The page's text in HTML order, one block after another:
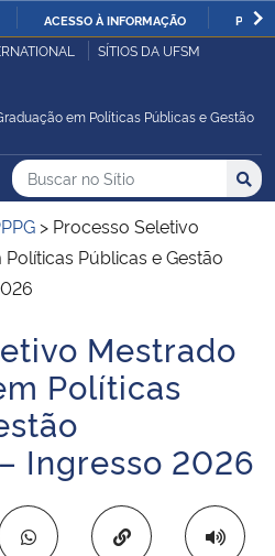
IR
O
ACESSO À INFORMAÇÃO
e Abastecimento
SÍTIOS DA UFSM
em Políticas Públicas e Gestão
do Sítio
Busca
Buscar no no Sítio
Busca:
> Processo Seletivo
Públicas e Gestão
Mestrado
Políticas
Ingresso 2026
Copiar para área